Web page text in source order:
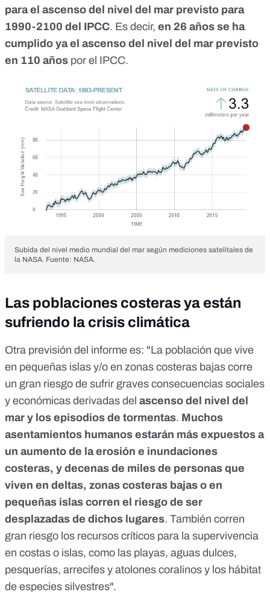
para el ascenso del nivel del mar previsto para
1990-2100 del IPCC. Es decir, en 26 años se ha
cumplido ya el ascenso del nivel del mar previsto
en 110 años por el IPCC.
Subida del nivel medio mundial del mar según mediciones satelitales de
la NASA. Fuente: NASA.
Las poblaciones costeras ya están
sufriendo la crisis climática
Otra previsión del informe es: "La población que vive
en pequeñas islas y/o en zonas costeras bajas corre
un gran riesgo de sufrir graves consecuencias sociales
y económicas derivadas del ascenso del nivel del
mar y los episodios de tormentas. Muchos
asentamientos humanos estarán más expuestos a
un aumento de la erosión e inundaciones
costeras, y decenas de miles de personas que
viven en deltas, zonas costeras bajas o en
pequeñas islas corren el riesgo de ser
desplazadas de dichos lugares. También corren
gran riesgo los recursos críticos para la supervivencia
en costas o islas, como las playas, aguas dulces,
pesquerías, arrecifes y atolones coralinos y los hábitat
de especies silvestres".